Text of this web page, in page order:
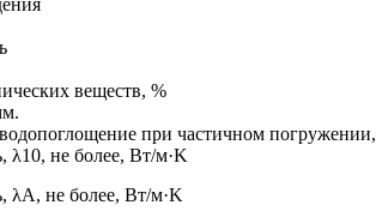
веществ, %
при частичном
λ10, не более, Вт/м·K
λA, не более, Вт/м·K